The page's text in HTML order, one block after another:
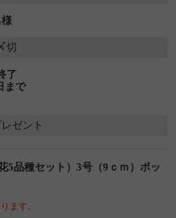
切
了
まで
ゼント
5品種セット）3号（9ｃｍ）ポッ
ます。